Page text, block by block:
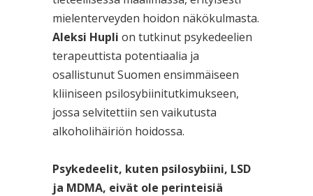
mielenterveyden hoidon näkökulmasta.
Aleksi Hupli on tutkinut psykedeelien
terapeuttista potentiaalia ja
osallistunut Suomen ensimmäiseen
kliiniseen psilosybiinitutkimukseen,
jossa selvitettiin sen vaikutusta
alkoholihäiriön hoidossa.
Psykedeelit, kuten psilosybiini, LSD
ja MDMA, eivät ole perinteisiä